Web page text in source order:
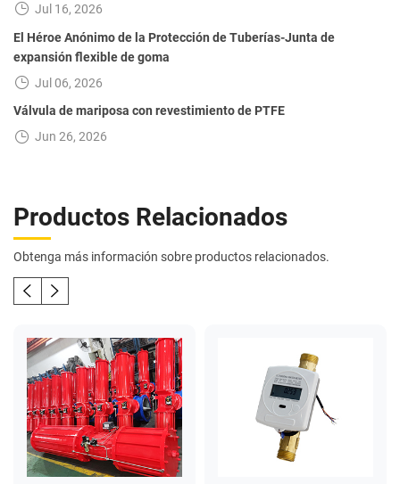
Jul 16, 2026
El Héroe Anónimo de la Protección de Tuberías-Junta de
expansión flexible de goma
Jul 06, 2026
Válvula de mariposa con revestimiento de PTFE
Jun 26, 2026
Productos Relacionados
Obtenga más información sobre productos relacionados.